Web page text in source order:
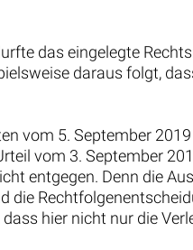
das eingelegte
daraus folgt,
vom 5. September
vom 3. September
entgegen. Denn die
die
hier nicht nur die